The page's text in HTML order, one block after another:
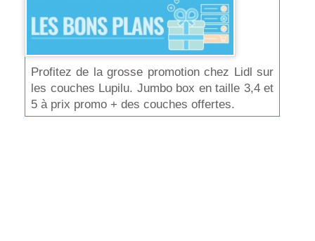
Profitez de la grosse promotion chez Lidl sur
les couches Lupilu. Jumbo box en taille 3,4 et
5 à prix promo + des couches offertes.